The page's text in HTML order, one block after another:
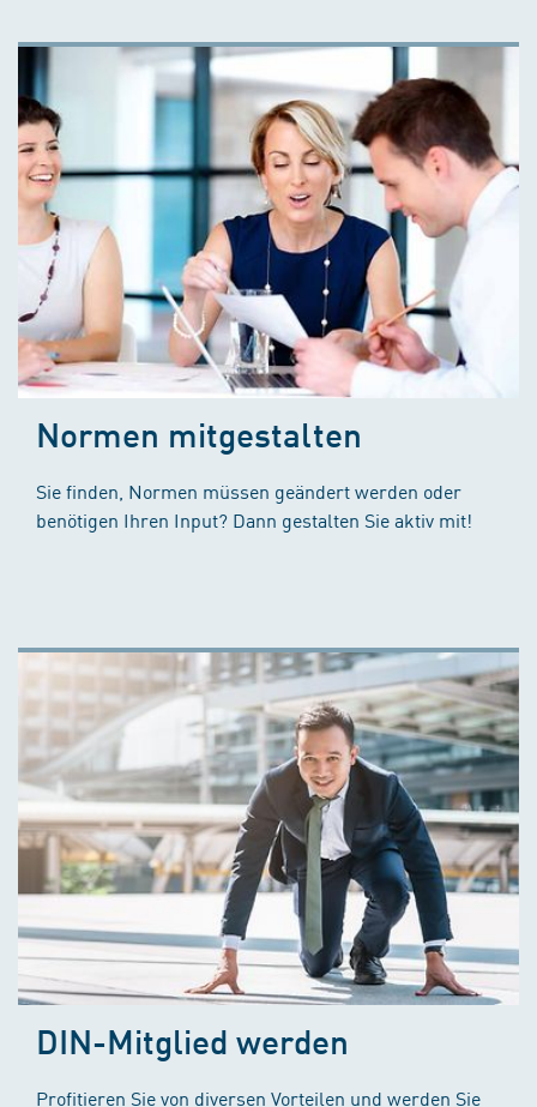
Normen mitgestalten
Sie finden, Normen müssen geändert werden oder
benötigen Ihren Input? Dann gestalten Sie aktiv mit!
DIN-Mitglied werden
Profitieren Sie von diversen Vorteilen und werden Sie